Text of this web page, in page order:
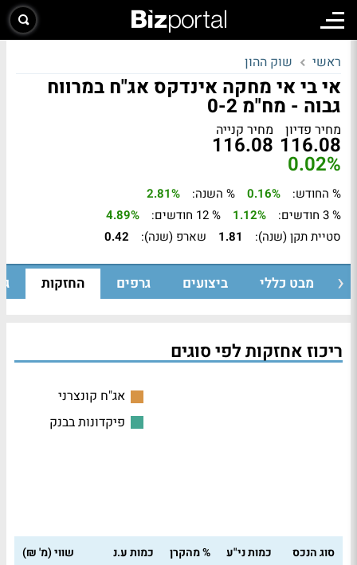
ראשי שוק ההון
אי בי אי מחקה אינדקס אג"ח במרווח
גבוה - מח"מ 0-2
מחיר פדיון
116.08
מחיר קנייה
116.08
0.02%
% החודש: 0.16% % השנה:
2.81%
% 3 חודשים:
1.12% % 12 חודשים:
4.89%
סטיית תקן (שנה):
1.81 שארפ (שנה): 0.42
מבט כללי ביצועים גרפים החזקות
ריכוז אחזקות לפי סוגים
אג"ח קונצרני
פיקדונות בבנק
סוג הנכס כמות ני"ע % מהקרן כמות ע.נ
שווי (מ' ₪)